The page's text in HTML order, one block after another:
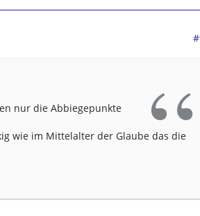
nur die Abbiegepunkte
wie im Mittelalter der Glaube das die